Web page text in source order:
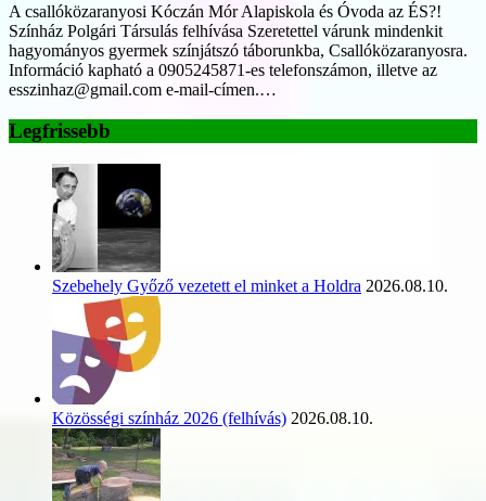
A csallóközaranyosi Kóczán Mór Alapiskola és Óvoda az ÉS?!
Színház Polgári Társulás felhívása Szeretettel várunk mindenkit
hagyományos gyermek színjátszó táborunkba, Csallóközaranyosra.
Információ kapható a 0905245871-es telefonszámon, illetve az
esszinhaz@gmail.com e-mail-címen.…
Legfrissebb
Szebehely Győző vezetett el minket a Holdra 2026.08.10.
Közösségi színház 2026 (felhívás) 2026.08.10.